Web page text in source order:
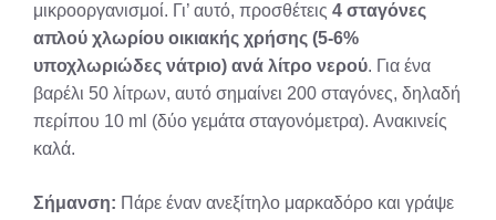
μικροοργανισμοί. Γι’ αυτό, προσθέτεις 4 σταγόνες
απλού χλωρίου οικιακής χρήσης (5-6%
υποχλωριώδες νάτριο) ανά λίτρο νερού. Για ένα
βαρέλι 50 λίτρων, αυτό σημαίνει 200 σταγόνες, δηλαδή
περίπου 10 ml (δύο γεμάτα σταγονόμετρα). Ανακινείς
καλά.
Σήμανση: Πάρε έναν ανεξίτηλο μαρκαδόρο και γράψε